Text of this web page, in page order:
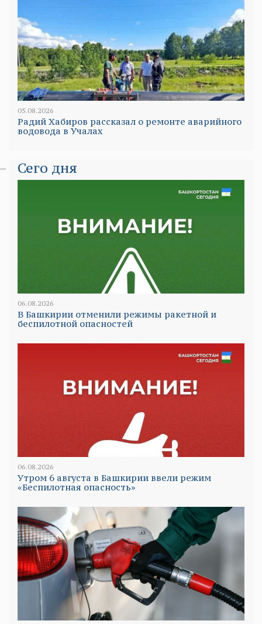
05.08.2026
Радий Хабиров рассказал о ремонте аварийного
водовода в Учалах
Сего дня
06.08.2026
В Башкирии отменили режимы ракетной и
беспилотной опасностей
06.08.2026
Утром 6 августа в Башкирии ввели режим
«Беспилотная опасность»